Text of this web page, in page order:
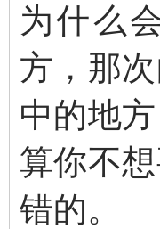
为什么
方，那
中的地
算你不
错的。